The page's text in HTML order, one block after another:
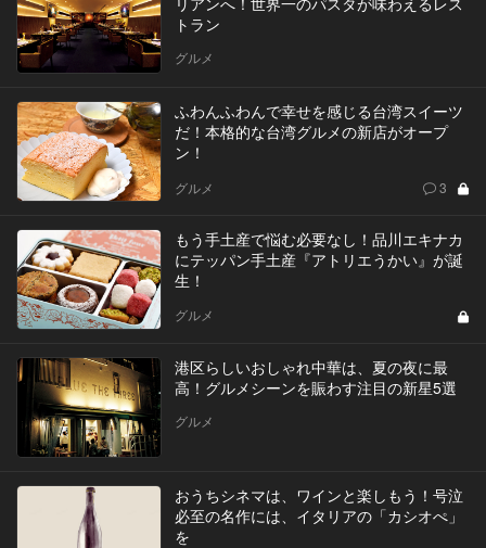
トラン
グルメ
ふわんふわんで幸せを感じる台湾スイーツ
だ！本格的な台湾グルメの新店がオープ
ン！
グルメ 3
もう手土産で悩む必要なし！品川エキナカ
にテッパン手土産『アトリエうかい』が誕
生！
グルメ
港区らしいおしゃれ中華は、夏の夜に最
高！グルメシーンを賑わす注目の新星5選
グルメ
おうちシネマは、ワインと楽しもう！号泣
必至の名作には、イタリアの「カシオぺ」
を